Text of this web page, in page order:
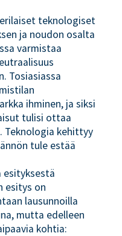
erilaiset teknologiset
ja noudon osalta
varmistaa
Tosiasiassa
ihminen, ja siksi
tulisi ottaa
Teknologia kehittyy
tule estää
esityksestä
esitys on
lausunnoilla
mutta edelleen
kohtia: